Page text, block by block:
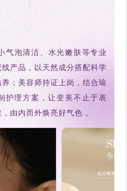
气泡清洁、水光嫩肤等专业
产品，以天然成分搭配科学
；美容师持证上岗，结合瑜
护理方案，让变美不止于表
由内而外焕亮好气色 。